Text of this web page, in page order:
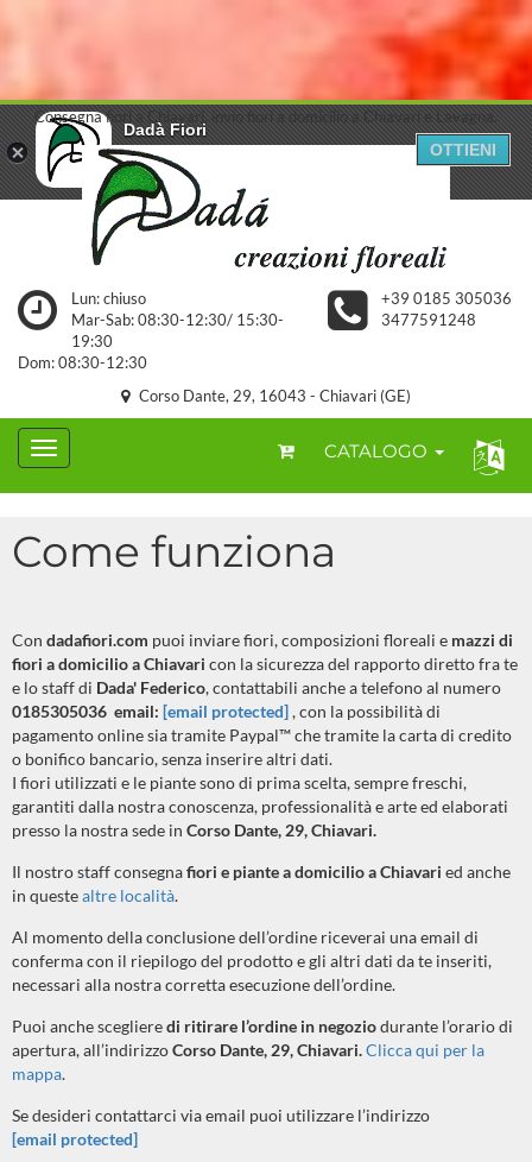
Dadà Fiori
Dada' Federico
GRATUITA - Scarica da Google Play
OTTIENI
Consegna fiori a Chiavari, invio fiori a domicilio a Chiavari e Lavagna.
Lun: chiuso
Mar-Sab: 08:30-12:30/ 15:30-
19:30
Dom: 08:30-12:30
+39 0185 305036
3477591248
Corso Dante, 29, 16043 - Chiavari (GE)
CATALOGO
Come funziona
Con dadafiori.com puoi inviare fiori, composizioni floreali e mazzi di
fiori a domicilio a Chiavari con la sicurezza del rapporto diretto fra te
e lo staff di Dada' Federico, contattabili anche a telefono al numero
0185305036 email: [email protected], con la possibilità di
pagamento online sia tramite Paypal™ che tramite la carta di credito
o bonifico bancario, senza inserire altri dati.
I fiori utilizzati e le piante sono di prima scelta, sempre freschi,
garantiti dalla nostra conoscenza, professionalità e arte ed elaborati
presso la nostra sede in Corso Dante, 29, Chiavari.
Il nostro staff consegnafiori e piante a domicilio a Chiavari ed anche
in questealtre località.
Al momento della conclusione dell’ordine riceverai una email di
conferma con il riepilogo del prodotto e gli altri dati da te inseriti,
necessari alla nostra corretta esecuzione dell’ordine.
Puoi anche sceglieredi ritirare l’ordine in negoziodurante l’orario di
apertura, all’indirizzoCorso Dante, 29, Chiavari.Clicca qui per la
mappa.
Se desideri contattarci via email puoi utilizzare l’indirizzo
[email protected]